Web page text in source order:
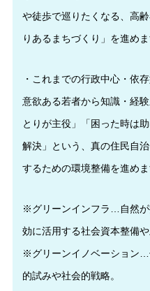
や徒歩で巡りたくなる、高
りあるまちづくり」を進めま
・これまでの行政中心・依
意欲ある若者から知識・経
とりが主役」「困った時は
解決」という、真の住民自
するための環境整備を進めま
※グリーンインフラ…自然が
効に活用する社会資本整備
※グリーンイノベーション…
的試みや社会的戦略。